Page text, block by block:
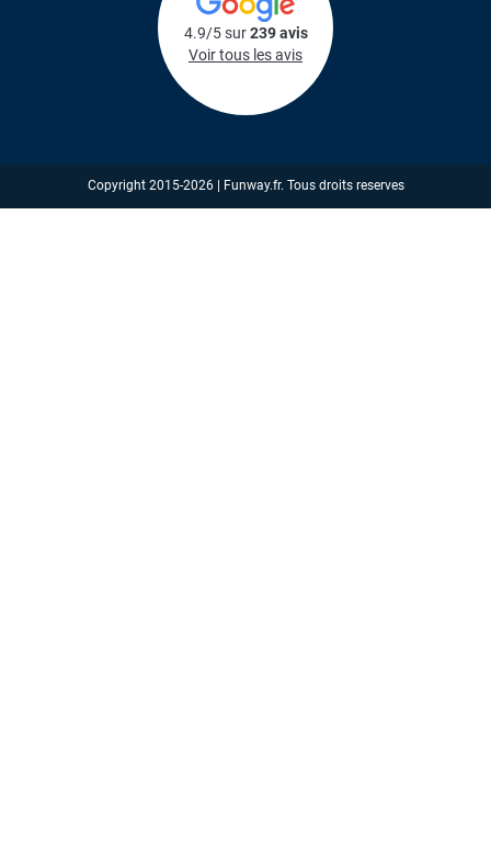
4.9/5 sur239 avis
Voir tous les avis
Copyright 2015-2026 | Funway.fr. Tous droits reserves